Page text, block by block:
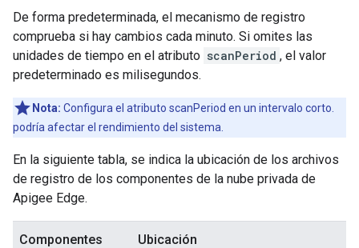
De forma predeterminada, el mecanismo de registro
comprueba si hay cambios cada minuto. Si omites las
unidades de tiempo en el atributo scanPeriod , el valor
predeterminado es milisegundos.
Nota: Configura el atributo scanPeriod en un intervalo corto.
podría afectar el rendimiento del sistema.
En la siguiente tabla, se indica la ubicación de los archivos
de registro de los componentes de la nube privada de
Apigee Edge.
Componentes Ubicación